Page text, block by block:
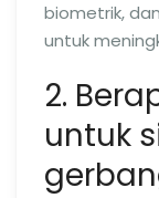
biometrik,
untuk
2.
untuk